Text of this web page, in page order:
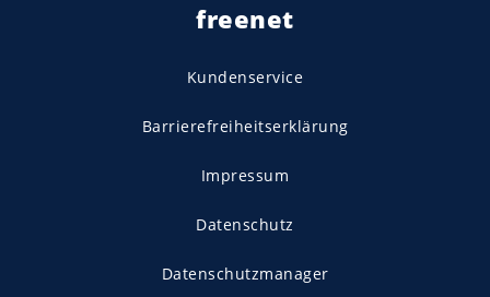
freenet
Kundenservice
Barrierefreiheitserklärung
Impressum
Datenschutz
Datenschutzmanager